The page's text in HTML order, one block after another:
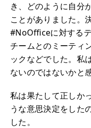
き、どのように自分
ことがありました。
#NoOfficeに対する
チームとのミーティ
ックなどでした。私
ないのではないかと
私は果たして正しか
うな意思決定をした
した。